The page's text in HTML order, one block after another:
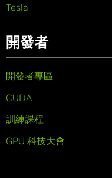
Tesla
開發者
開發者專區
CUDA
訓練課程
GPU 科技大會